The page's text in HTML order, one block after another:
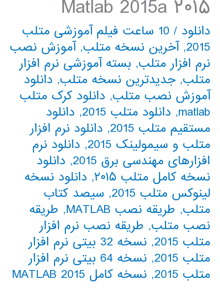
۲۰۱۵ Matlab 2015a
دانلود /
10 ساعت فیلم آموزشی متلب
2015
,آخرین نسخه متلب,آموزش نصب
نرم افزار متلب, بسته آموزشی نرم افزار
متلب,جدیدترین نسخه متلب, دانلود
آموزش نصب متلب, دانلود کرک متلب
matlab
, دانلود متلب 2015 , دانلود
مستقیم متلب 2015
, دانلود نرم افزار
متلب و سیمولینک 2015
, دانلود نرم
افزارهای مهندسی برق 2015
, دانلود
نسخه کامل متلب ۲۰۱۵
, دانلود نسخه
لینوکس متلب 2015
, سیصد کتاب
متلب, طریقه نصب MATLAB , طریقه
نصب متلب, طریقه نصب نرم افزار
متلب 2015
,
نسخه 32 بیتی نرم افزار
متلب 2015
,
نسخه 64 بیتی نرم افزار
متلب 2015
, نسخه کامل MATLAB 2015